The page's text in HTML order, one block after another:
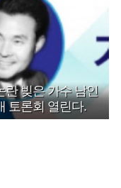
란 빚은 가수 남인
토론회 열린다.